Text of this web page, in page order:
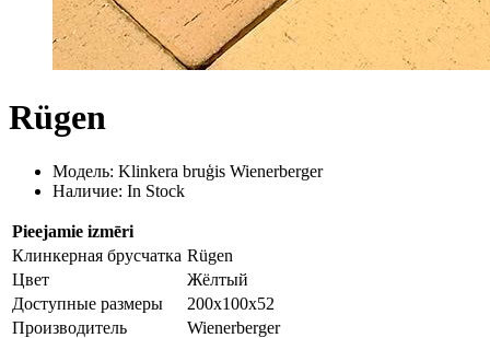
Rügen
Модель: Klinkera bruģis Wienerberger
Наличие: In Stock
Pieejamie izmēri
Клинкерная брусчатка Rügen
Цвет
Жёлтый
Доступные размеры
200x100x52
Производитель
Wienerberger